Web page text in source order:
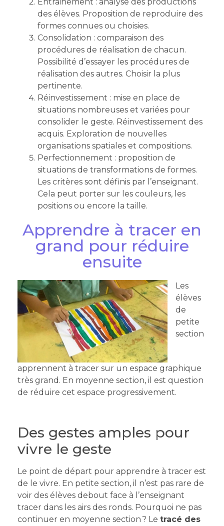
des élèves. Proposition de reproduire des
formes connues ou choisies.
Consolidation : comparaison des
procédures de réalisation de chacun.
Possibilité d’essayer les procédures de
réalisation des autres. Choisir la plus
pertinente.
Réinvestissement : mise en place de
situations nombreuses et variées pour
consolider le geste. Réinvestissement des
acquis. Exploration de nouvelles
organisations spatiales et compositions.
Perfectionnement : proposition de
situations de transformations de formes.
Les critères sont définis par l’enseignant.
Cela peut porter sur les couleurs, les
positions ou encore la taille.
Apprendre à tracer en
grand pour réduire
ensuite
Les
élèves
de
petite
section
apprennent à tracer sur un espace graphique
très grand. En moyenne section, il est question
de réduire cet espace progressivement.
Des gestes amples pour
vivre le geste
Le point de départ pour apprendre à tracer est
de le vivre. En petite section, il n’est pas rare de
voir des élèves debout face à l’enseignant
tracer dans les airs des ronds. Pourquoi ne pas
continuer en moyenne section ? Le tracé des